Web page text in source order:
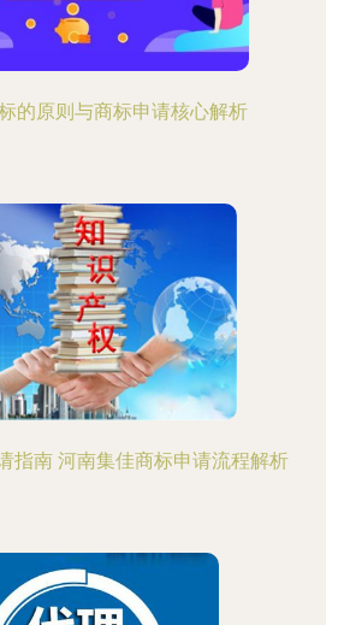
的原则与商标申请核心解析
指南 河南集佳商标申请流程解析